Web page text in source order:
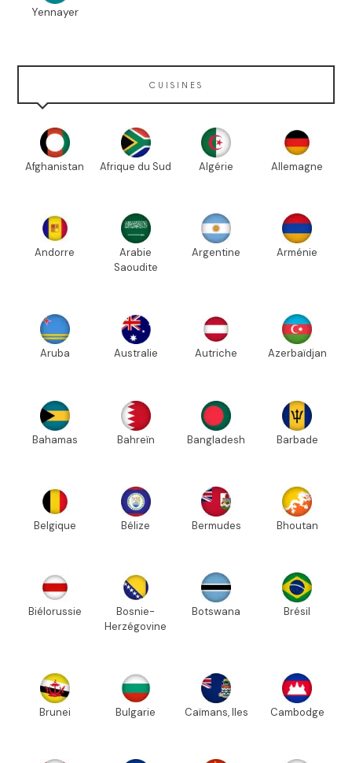
Yennayer
CUISINES
Afghanistan Afrique du Sud Algérie Allemagne
Andorre
Arabie
Saoudite
Argentine Arménie
Aruba Australie Autriche Azerbaïdjan
Bahamas Bahreïn Bangladesh Barbade
Belgique Bélize Bermudes Bhoutan
Biélorussie
Bosnie-
Herzégovine
Botswana Brésil
Brunei Bulgarie Caïmans, Iles Cambodge